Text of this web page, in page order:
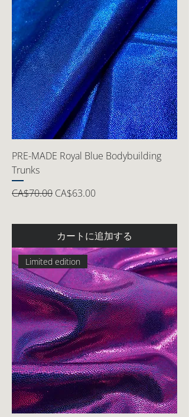
PRE-MADE Royal Blue Bodybuilding
Trunks
通常価格
CA$70.00 セール価格
CA$63.00
カートに追加する
Limited edition